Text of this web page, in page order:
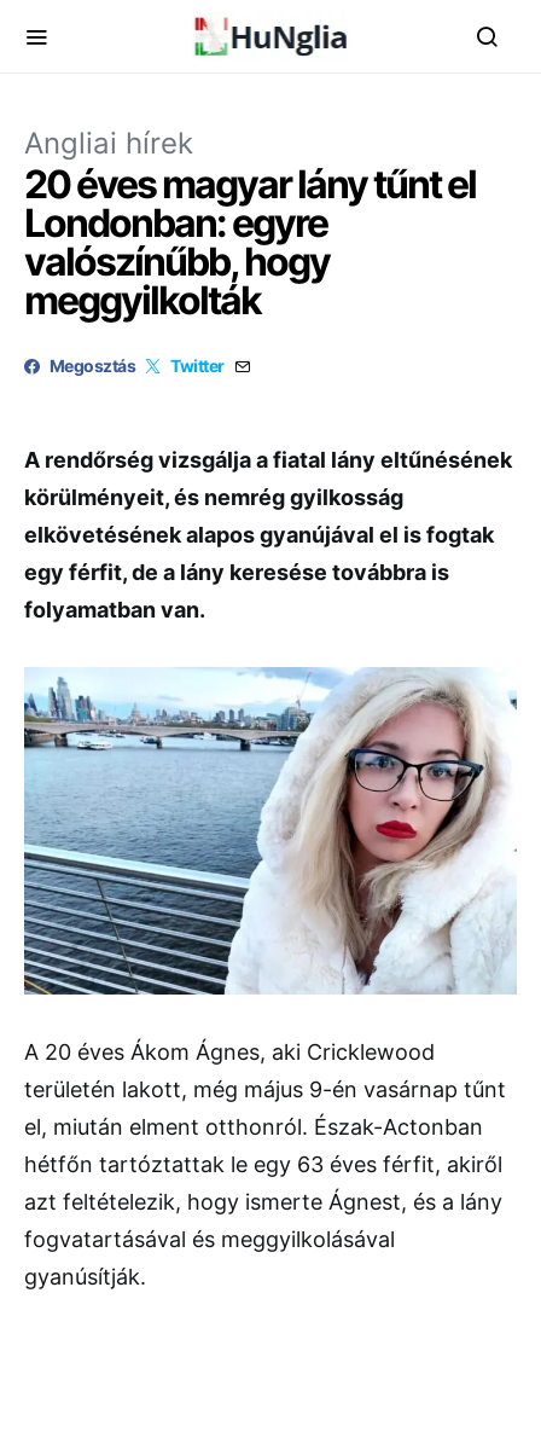
Angliai hírek
20 éves magyar lány tűnt el
Londonban: egyre
valószínűbb, hogy
meggyilkolták
Megosztás Twitter
A rendőrség vizsgálja a fiatal lány eltűnésének
körülményeit, és nemrég gyilkosság
elkövetésének alapos gyanújával el is fogtak
egy férfit, de a lány keresése továbbra is
folyamatban van.
A 20 éves Ákom Ágnes, aki Cricklewood
területén lakott, még május 9-én vasárnap tűnt
el, miután elment otthonról. Észak-Actonban
hétfőn tartóztattak le egy 63 éves férfit, akiről
azt feltételezik, hogy ismerte Ágnest, és a lány
fogvatartásával és meggyilkolásával
gyanúsítják.